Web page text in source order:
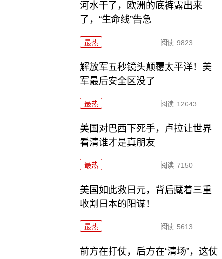
河水干了，欧洲的底裤露出来
了，“生命线”告急
最热 阅读 9823
解放军五秒镜头颠覆太平洋！美
军最后安全区没了
最热 阅读 12643
美国对巴西下死手，卢拉让世界
看清谁才是真朋友
最热 阅读 7150
美国如此救日元，背后藏着三重
收割日本的阳谋！
最热 阅读 5613
前方在打仗，后方在“清场”，这仗